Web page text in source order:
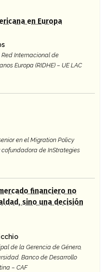
en Europa
Internacional de
Europa (RIDHE) – UE LAC
en el Migration Policy
cofundadora de InStrategies
financiero no
sino una decisión
de la Gerencia de Género,
Banco de Desarrollo
– CAF